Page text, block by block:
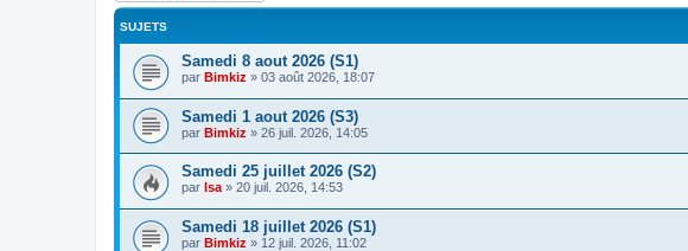
SUJETS
Samedi 8 aout 2026 (S1)
par Bimkiz » 03 août 2026, 18:07
Samedi 1 aout 2026 (S3)
par Bimkiz » 26 juil. 2026, 14:05
Samedi 25 juillet 2026 (S2)
par Isa » 20 juil. 2026, 14:53
Samedi 18 juillet 2026 (S1)
par Bimkiz » 12 juil. 2026, 11:02